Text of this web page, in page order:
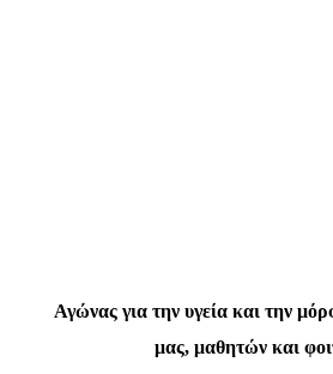
Αγώνας για την υγεία και την
μας, μαθητών και